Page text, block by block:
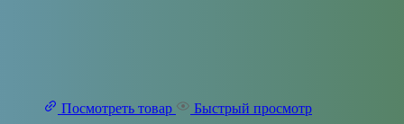
Посмотреть товар Быстрый просмотр